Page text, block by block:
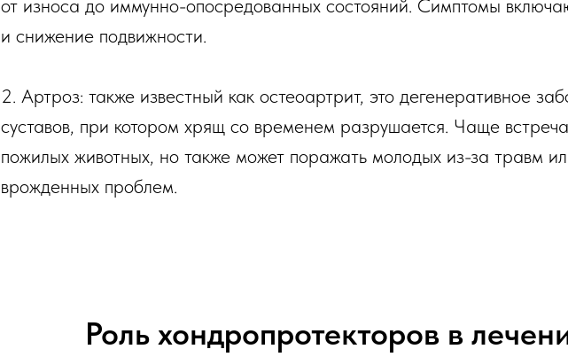
от износа до иммунно-опосредованных состояний. Симптомы
и снижение подвижности.
2. Артроз: также известный как остеоартрит, это дегенеративное
суставов, при котором хрящ со временем разрушается. Чаще
пожилых животных, но также может поражать молодых из-за травм
врожденных проблем.
Роль хондропротекторов в